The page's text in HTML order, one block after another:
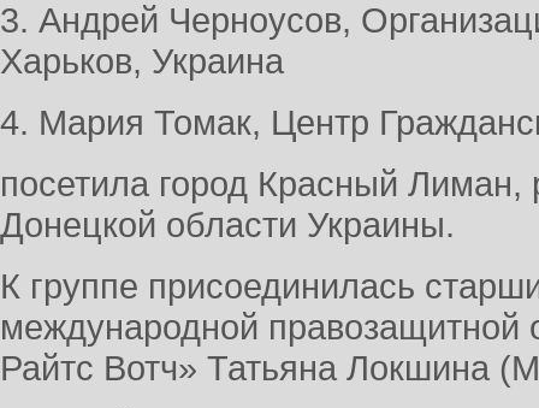
3. Андрей Черноусов,
Харьков, Украина
4. Мария Томак, Центр
посетила город Красный
Донецкой области Украины.
К группе присоединилась
международной правозащитной
Райтс Вотч» Татьяна Локшина